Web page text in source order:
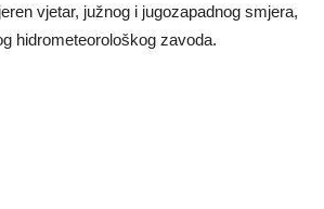
vjetar, južnog i jugozapadnog smjera,
hidrometeorološkog zavoda.